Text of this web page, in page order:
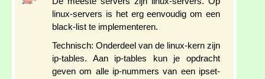
linux-servers is het erg eenvoudig om een
black-list te implementeren.
Technisch: Onderdeel van de linux-kern zijn
ip-tables. Aan ip-tables kun je opdracht
geven om alle ip-nummers van een ipset-